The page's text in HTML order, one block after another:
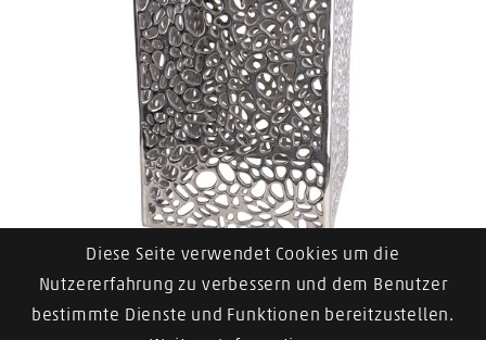
Beistelltisch Aluminium «Safari Glow»
Diese Seite verwendet Cookies um die
Nutzererfahrung zu verbessern und dem Benutzer
bestimmte Dienste und Funktionen bereitzustellen.